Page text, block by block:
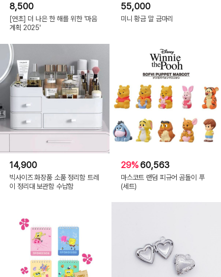
Toys
W20mm x L3m
제조국
일본
8,500
[연초] 더 나은 한 해를 위한 '마음
계획 2025'
55,000
미니 황금 말 금마리
14,900
빅사이즈 화장품 소품 정리함 트레
이 정리대 보관함 수납함
29%60,563
마스코트 랜덤 피규어 곰돌이 푸
(세트)